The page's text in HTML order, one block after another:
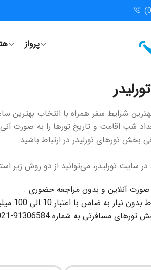
پرواز
بهترین شرایط سفر همراه با انتخاب
شب اقامت و تاریخ تورها را به صورت
بخش تورهای تورلیدر در ارتباط باشید.
در سایت تورلیدر، می‌توانید از دو روش زیر
صورت آنلاین و بدون مراجعه حضوری .
اعتبار 10 الی 100 میلیون و بازپرداخت تا 18 ماه .
به شماره 91306584-021 تماس بگیرید.